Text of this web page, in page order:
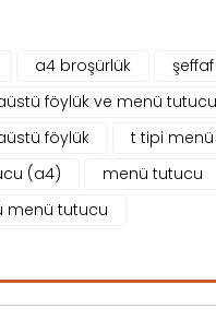
a4 broşürlük
föylük ve menü
föylük
t tipi
(a4)
menü tutucu
menü tutucu